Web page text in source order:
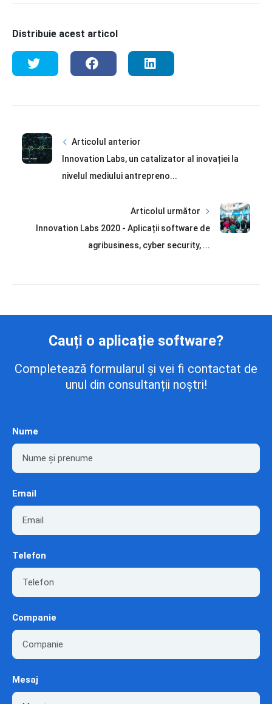
Distribuie acest articol
Articolul anterior
Innovation Labs, un catalizator al inovației la
nivelul mediului antrepreno...
Articolul următor
Innovation Labs 2020 - Aplicații software de
agribusiness, cyber security, ...
Cauți o aplicație software?
Completează formularul și vei fi contactat de
unul din consultanții noștri!
Nume
Email
Telefon
Companie
Mesaj